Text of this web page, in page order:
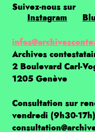
Suivez-nous sur
Instagram
Archives
2 Boulevard Carl-
1205 Genève
Consultation sur
vendredi (9h30-17h)